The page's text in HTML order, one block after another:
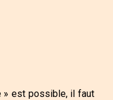
» est possible, il faut